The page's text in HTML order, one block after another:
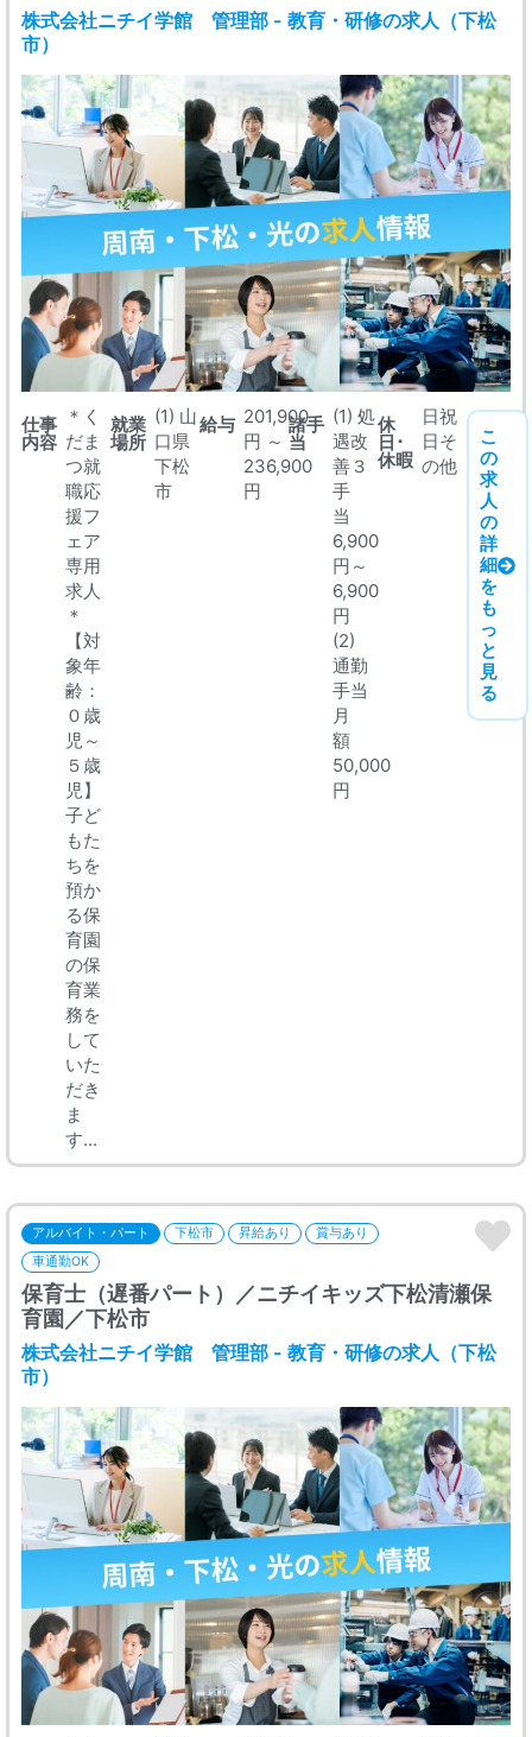
株式会社ニチイ学館 管理部 - 教育・研修の求人（下松
市）
仕事
内容
＊く
だま
つ就
職応
援フ
ェア
専用
求人
＊
【対
象年
齢：
０歳
児～
５歳
児】
子ど
もた
ちを
預か
る保
育園
の保
育業
務を
して
いた
だき
ま
す...
就業
場所
(1) 山
口県
下松
市
給与 201,900
円 ～
236,900
円
諸手
当
(1) 処
遇改
善３
手
当
6,900
円～
6,900
円
(2)
通勤
手当
月
額
50,000
円
休
日･
休暇
日祝
日そ
の他
こ
の
求
人
の
詳
細
を
も
っ
と
見
る
アルバイト・パート 下松市 昇給あり
賞与あり
車通勤OK
保育士（遅番パート）／ニチイキッズ下松清瀬保
育園／下松市
株式会社ニチイ学館 管理部 - 教育・研修の求人（下松
市）